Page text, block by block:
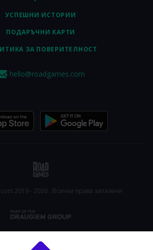
УСПЕШНИ ИСТОРИИ
ПОДАРЪЧНИ КАРТИ
ЗА ПОВЕРИТЕЛНОСТ
hello@roadgames.com
2019 - 2026 . Всички права запазени